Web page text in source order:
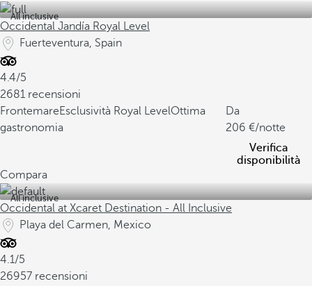
All inclusive
Occidental Jandía Royal Level
Fuerteventura, Spain
4.4/5
2681 recensioni
FrontemareEsclusività Royal LevelOttima
gastronomia
Da
206
/notte
Verifica
disponibilità
Compara
All inclusive
Occidental at Xcaret Destination - All Inclusive
Playa del Carmen, Mexico
4.1/5
26957 recensioni